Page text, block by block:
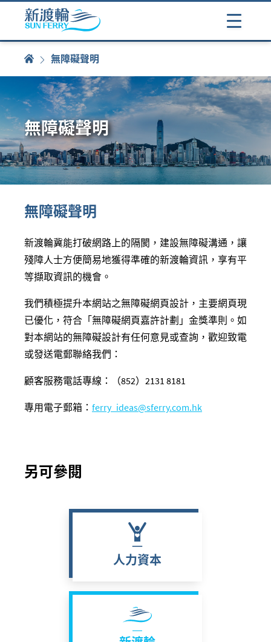
無障礙聲明
無障礙聲明
無障礙聲明
新渡輪冀能打破網路上的隔閡 ， 建設無障礙溝通 ， 讓
殘障人士方便簡易地獲得準確的新渡輪資訊 ， 享有平
等擷取資訊的機會。
我們積極提升本網站之無障礙網頁設計，主要網頁現
已優化，符合「無障礙網頁嘉許計劃」金獎準則。如
對本網站的無障礙設計有任何意見或查詢，歡迎致電
或發送電郵聯絡我們：
顧客服務電話專線：（852）2131 8181
專用電子郵箱： ferry_ideas@sferry.com.hk
另可參閱
人力資本